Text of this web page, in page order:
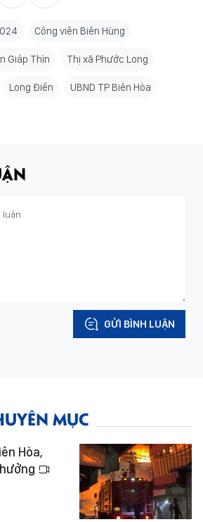
Công viên Biên Hùng
Giáp Thìn Thị xã Phước Long
Long Điền UBND TP Biên Hòa
GỬI BÌNH LUẬN
MỤC
Hòa,